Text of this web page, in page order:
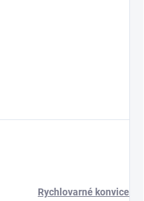
Rychlovarné konvice